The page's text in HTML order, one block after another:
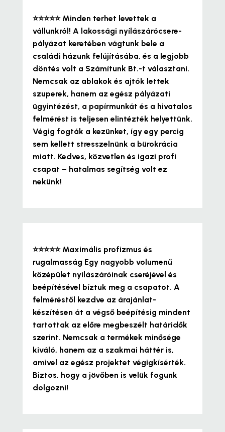
⭐⭐⭐⭐⭐ Minden terhet levettek a
vállunkról! A lakossági nyílászárócsere-
pályázat keretében vágtunk bele a
családi házunk felújításába, és a legjobb
döntés volt a Számítunk Bt.-t választani.
Nemcsak az ablakok és ajtók lettek
szuperek, hanem az egész pályázati
ügyintézést, a papírmunkát és a hivatalos
felmérést is teljesen elintézték helyettünk.
Végig fogták a kezünket, így egy percig
sem kellett stresszelnünk a bürokrácia
miatt. Kedves, közvetlen és igazi profi
csapat – hatalmas segítség volt ez
nekünk!
⭐⭐⭐⭐⭐ Maximális profizmus és
rugalmasság Egy nagyobb volumenű
középület nyílászáróinak cseréjével és
beépítésével bíztuk meg a csapatot. A
felméréstől kezdve az árajánlat-
készítésen át a végső beépítésig mindent
tartottak az előre megbeszélt határidők
szerint. Nemcsak a termékek minősége
kiváló, hanem az a szakmai háttér is,
amivel az egész projektet végigkísérték.
Biztos, hogy a jövőben is velük fogunk
dolgozni!